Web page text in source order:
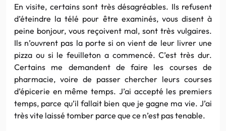
En visite, certains sont très désagréables. Ils refusent
d’éteindre la télé pour être examinés, vous disent à
peine bonjour, vous reçoivent mal, sont très vulgaires.
Ils n’ouvrent pas la porte si on vient de leur livrer une
pizza ou si le feuilleton a commencé. C’est très dur.
Certains me demandent de faire les courses de
pharmacie, voire de passer chercher leurs courses
d’épicerie en même temps. J’ai accepté les premiers
temps, parce qu’il fallait bien que je gagne ma vie. J’ai
très vite laissé tomber parce que ce n’est pas tenable.